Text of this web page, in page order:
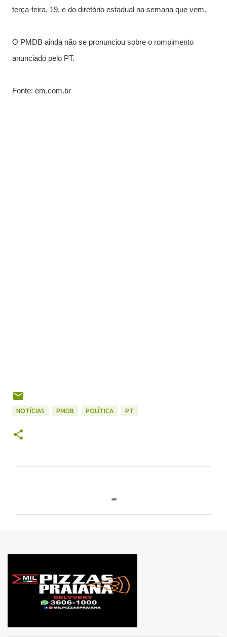
terça-feira, 19, e do diretório estadual na semana que vem.
O PMDB ainda não se pronunciou sobre o rompimento
anunciado pelo PT.
Fonte: em.com.br
NOTÍCIAS PMDB POLÍTICA PT
t
r